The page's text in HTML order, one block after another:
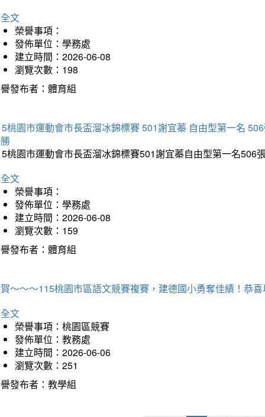
文
榮譽事項：
發佈單位：學務處
建立時間：2026-06-08
瀏覽次數：198
發布者：體育組
桃園市運動會市長盃溜冰錦標賽 501謝宜蓁 自由型第一名
桃園市運動會市長盃溜冰錦標賽501謝宜蓁自由型第一名
文
榮譽事項：
發佈單位：學務處
建立時間：2026-06-08
瀏覽次數：159
發布者：體育組
～～～115桃園市區語文競賽複賽，建德國小勇奪佳績！恭
文
榮譽事項：桃園區競賽
發佈單位：教務處
建立時間：2026-06-06
瀏覽次數：251
發布者：教學組